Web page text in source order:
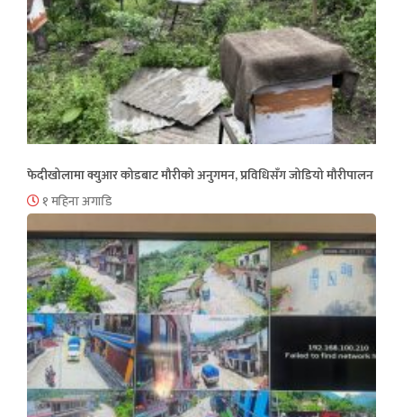
फेदीखोलामा क्युआर कोडबाट मौरीको अनुगमन, प्रविधिसँग जोडियो मौरीपालन
१ महिना अगाडि